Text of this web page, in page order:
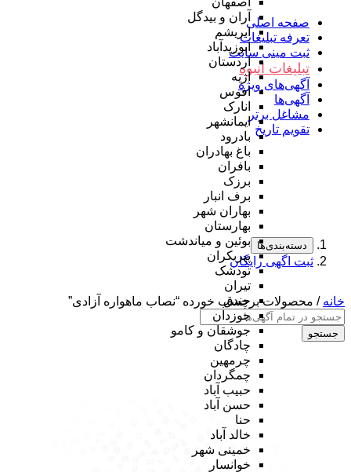
آران و بیدگل
ابریشم
ابوزیدآباد
اردستان
اژیه
افوس
انارک
ایمانشهر
بادرود
باغ بهادران
بافران
برزک
برف انبار
بهاران شهر
بهارستان
بوئین و میاندشت
پیربکران
تودشک
تیران
جندق
جوزدان
جوشقان و کامو
چادگان
چرمهین
چمگردان
حبیب آباد
حسن آباد
حنا
خالد آباد
خمینی شهر
خوانسار
صفحه اصلی
تعرفه تبلیغات
ثبت مینی سایت
تبلیغات انبوه
آگهی‌های ویژه
آگهی‌ها
مشاغل برتر
تقویم تاریخ
دسته‌بندی‌ها
ثبت اگهی رایگان
خانه / محصولات برچسب خورده “نصاب ماهواره آزادی”
جستجو